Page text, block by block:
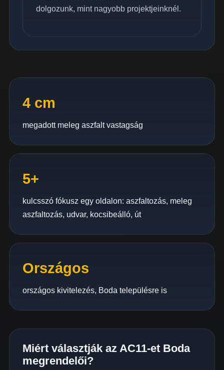
dolgozunk, mint nagyobb projektjeinknél.
4 cm
megadott meleg aszfalt vastagság
5+
kulcsszó fókusz egy oldalon: aszfaltozás, meleg
aszfaltozás, udvar, kocsibeálló, út
Országos
országos kivitelezés, Boda településre is
Miért választják az AC11-et Boda
megrendelői?